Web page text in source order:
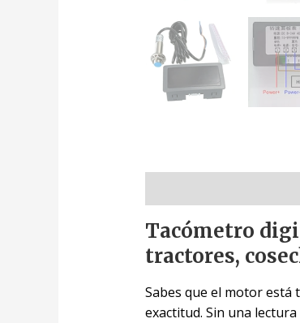
Tacómetro
tractores,
Sabes que el motor
exactitud. Sin una